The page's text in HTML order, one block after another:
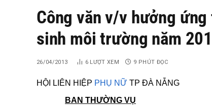
Công văn v/v hưởng
sinh môi trường năm
26/04/2013 6 LƯỢT XEM 9 PHÚT ĐỌC
HỘI LIÊN HIỆP PHỤ NỮ TP ĐÀ NẴNG
BAN THƯỜNG VỤ